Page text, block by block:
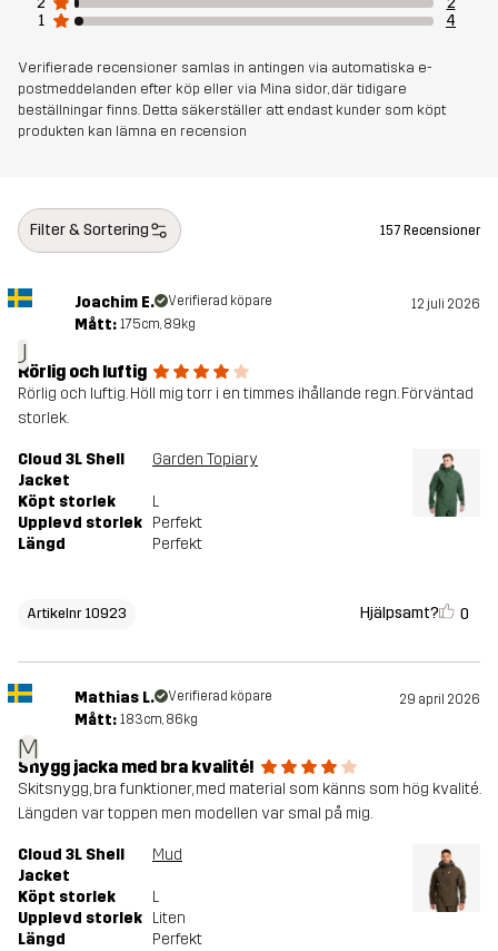
1
4
Verifierade recensioner samlas in antingen via automatiska e-
postmeddelanden efter köp eller via Mina sidor, där tidigare
beställningar finns. Detta säkerställer att endast kunder som köpt
produkten kan lämna en recension
Filter & Sortering 157 Recensioner
J
Joachim E. Verifierad köpare 12 juli 2026
Mått: 175cm, 89kg
Rörlig och luftig
Rörlig och luftig. Höll mig torr i en timmes ihållande regn. Förväntad
storlek.
Cloud 3L Shell
Jacket
Garden Topiary
Köpt storlek
L
Upplevd storlek Perfekt
Längd
Perfekt
Artikelnr 10923 Hjälpsamt? 0
M
Mathias L. Verifierad köpare 29 april 2026
Mått: 183cm, 86kg
Snygg jacka med bra kvalité!
Skitsnygg, bra funktioner, med material som känns som hög kvalité.
Längden var toppen men modellen var smal på mig.
Cloud 3L Shell
Jacket
Mud
Köpt storlek
L
Upplevd storlek Liten
Längd
Perfekt